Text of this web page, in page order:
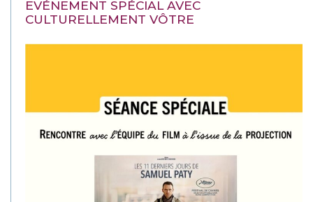
EVÉNEMENT SPÉCIAL AVEC
CULTURELLEMENT VÔTRE